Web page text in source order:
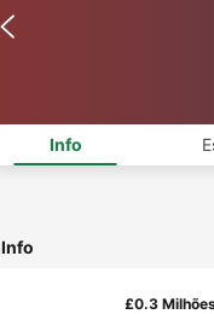
Info
Info
£0.3